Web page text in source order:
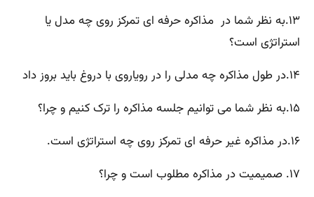
۱۳.به نظر شما در مذاکره حرفه ای تمرکز روی چه مدل یا
استراتژی است؟
۱۴.در طول مذاکره چه مدلی را در رویاروی با دروغ باید بروز داد
۱۵.به نظر شما می توانیم جلسه مذاکره را ترک کنیم و چرا؟
۱۶.در مذاکره غیر حرفه ای تمرکز روی چه استراتژی است.
۱۷. صمیمیت در مذاکره مطلوب است و چرا؟